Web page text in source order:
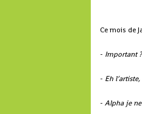
Ce mois de
- Important
- Eh
-Alpha je